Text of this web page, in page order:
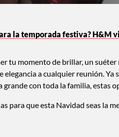
la temporada festiva? H&M
tu momento de brillar, un
a cualquier reunión. Ya
grande con toda la familia, estas
para que esta Navidad seas la